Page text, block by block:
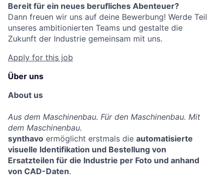
Bereit für ein neues berufliches Abenteuer?
Dann freuen wir uns auf deine Bewerbung! Werde Teil
unseres ambitionierten Teams und gestalte die
Zukunft der Industrie gemeinsam mit uns.
Apply for this job
Über uns
About us
Aus dem Maschinenbau. Für den Maschinenbau. Mit
dem Maschinenbau.
synthavo ermöglicht erstmals die automatisierte
visuelle Identifikation und Bestellung von
Ersatzteilen für die Industrie per Foto und anhand
von CAD-Daten.